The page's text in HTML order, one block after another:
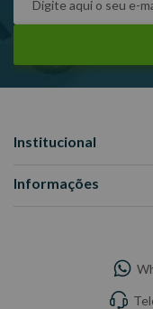
-Imagens meramente
-Todas as informações
Institucional
Informações